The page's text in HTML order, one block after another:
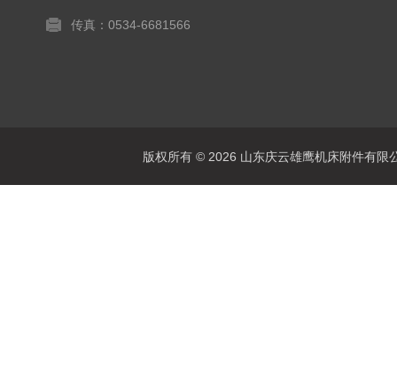
传真：0534-6681566
版权所有 © 2026 山东庆云雄鹰机床附件有